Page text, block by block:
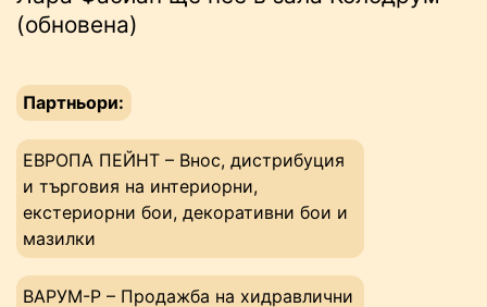
(обновена)
Партньори:
ЕВРОПА ПЕЙНТ – Внос, дистрибуция
и търговия на интериорни,
екстериорни бои, декоративни бои и
мазилки
ВАРУМ-Р – Продажба на хидравлични